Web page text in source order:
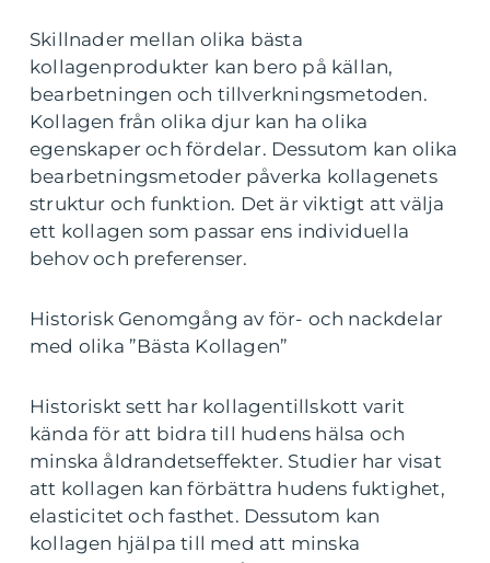
Skillnader mellan olika bästa
kollagenprodukter kan bero på källan,
bearbetningen och tillverkningsmetoden.
Kollagen från olika djur kan ha olika
egenskaper och fördelar. Dessutom kan olika
bearbetningsmetoder påverka kollagenets
struktur och funktion. Det är viktigt att välja
ett kollagen som passar ens individuella
behov och preferenser.
Historisk Genomgång av för- och nackdelar
med olika ”Bästa Kollagen”
Historiskt sett har kollagentillskott varit
kända för att bidra till hudens hälsa och
minska åldrandetseffekter. Studier har visat
att kollagen kan förbättra hudens fuktighet,
elasticitet och fasthet. Dessutom kan
kollagen hjälpa till med att minska